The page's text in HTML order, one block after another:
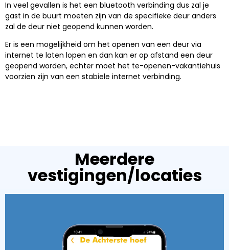
In veel gevallen is het een bluetooth verbinding dus zal je
gast in de buurt moeten zijn van de specifieke deur anders
zal de deur niet geopend kunnen worden.
Er is een mogelijkheid om het openen van een deur via
internet te laten lopen en dan kan er op afstand een deur
geopend worden, echter moet het te-openen-vakantiehuis
voorzien zijn van een stabiele internet verbinding.
Meerdere
vestigingen/locaties